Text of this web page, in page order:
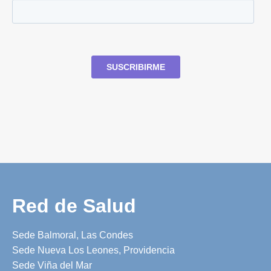
Red de Salud
Sede Balmoral, Las Condes
Sede Nueva Los Leones, Providencia
Sede Viña del Mar